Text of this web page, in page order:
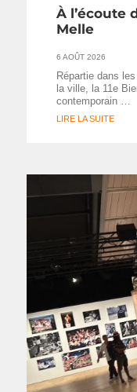
À l’écoute
Melle
6 AOÛT 2026
Répartie dans
la ville, la 11e
contemporain …
LIRE LA SUITE